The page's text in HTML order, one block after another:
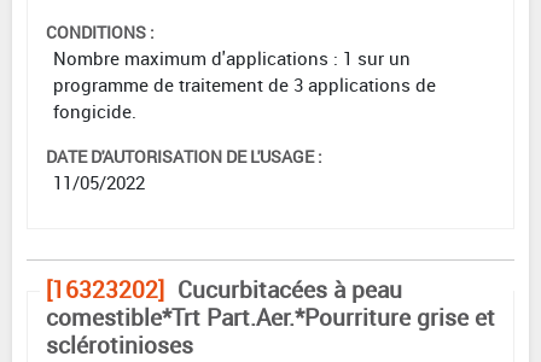
CONDITIONS :
Nombre maximum d'applications : 1 sur un
programme de traitement de 3 applications de
fongicide.
DATE D'AUTORISATION DE L'USAGE :
11/05/2022
[16323202] Cucurbitacées à peau
comestible*Trt Part.Aer.*Pourriture grise et
sclérotinioses
DOSE